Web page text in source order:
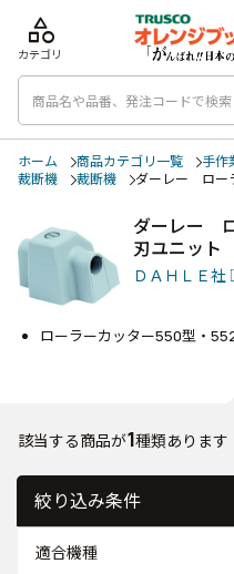
category
カテゴリ
ホーム 商品カテゴリ一覧 手作
裁断機
裁断機 ダーレー ロー
ダーレー
刃ユニット
ＤＡＨＬＥ社
ローラーカッター550型・
該当する商品が1種類あります
絞り込み条件
適合機種